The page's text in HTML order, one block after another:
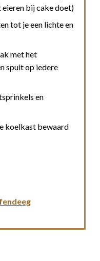
eieren bij cake doet)
tot je een lichte en
met het
spuit op iedere
en
koelkast bewaard